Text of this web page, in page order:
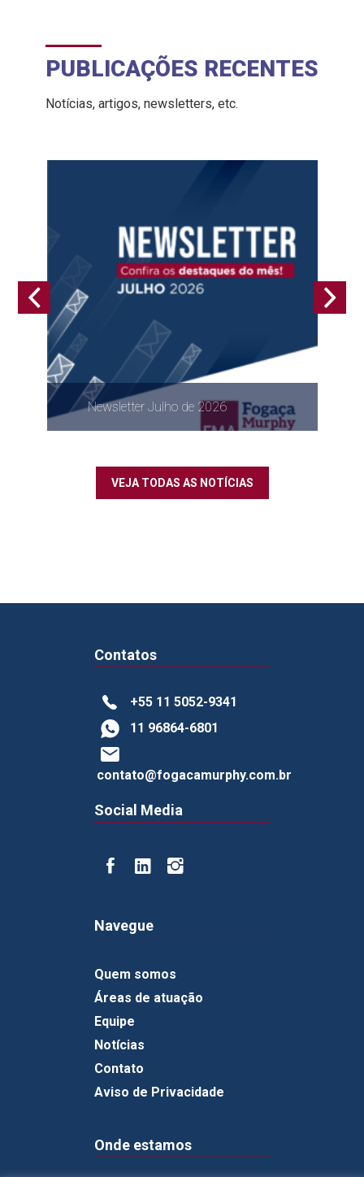
PUBLICAÇÕES RECENTES
Notícias, artigos, newsletters, etc.
Newsletter Julho de 2026
VEJA TODAS AS NOTÍCIAS
Contatos
+55 11 5052-9341
11 96864-6801
contato@fogacamurphy.com.br
Social Media
Navegue
Quem somos
Áreas de atuação
Equipe
Notícias
Contato
Aviso de Privacidade
Onde estamos